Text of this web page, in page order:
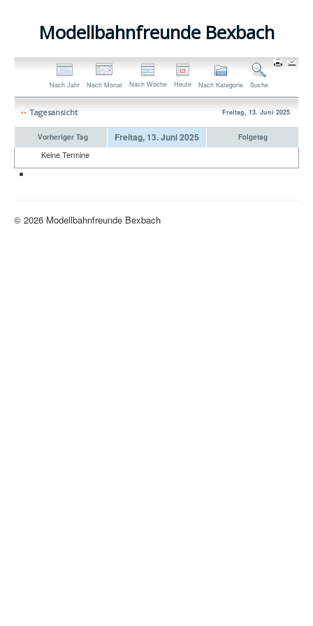
Modellbahnfreunde Bexbach
Nach Jahr Nach Monat Nach Woche Heute Nach Kategorie Suche
Tagesansicht Freitag, 13. Juni 2025
Vorheriger Tag Freitag, 13. Juni 2025 Folgetag
Keine Termine
© 2026 Modellbahnfreunde Bexbach